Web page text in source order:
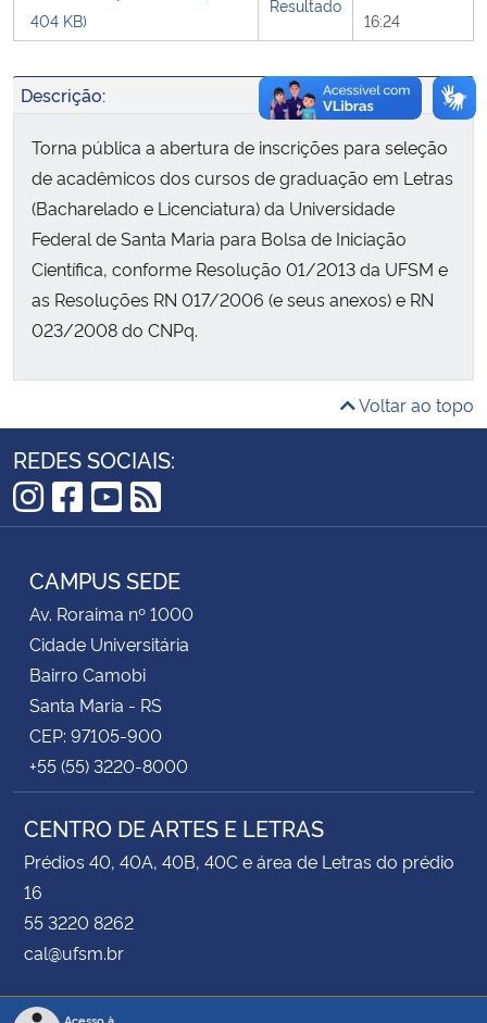
Ministério da Mulher, da Família e dos Direitos Humanos
Secretaria-Geral
Secretaria de Governo
Gabinete de Segurança Institucional
Advocacia-Geral da União
Banco Central do Brasil
Planalto
404 KB)
Resultado
16:24
Descrição:
Torna pública a abertura de inscrições para seleção
de acadêmicos dos cursos de graduação em Letras
(Bacharelado e Licenciatura) da Universidade
Federal de Santa Maria para Bolsa de Iniciação
Científica, conforme Resolução 01/2013 da UFSM e
as Resoluções RN 017/2006 (e seus anexos) e RN
023/2008 do CNPq.
Voltar ao topo
REDES SOCIAIS:
Instagram
Facebook
YouTube
RSS
CAMPUS SEDE
Av. Roraima nº 1000
Cidade Universitária
Bairro Camobi
Santa Maria - RS
CEP: 97105-900
+55 (55) 3220-8000
CENTRO DE ARTES E LETRAS
Prédios 40, 40A, 40B, 40C e área de Letras do prédio
16
55 3220 8262
cal@ufsm.br